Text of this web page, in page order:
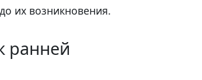
их возникновения.
ранней